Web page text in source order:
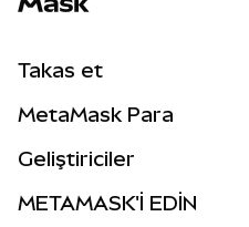
Takas et
Perps
RWA'lar
MetaMask Para
Geliştiriciler
METAMASK'İ EDİN